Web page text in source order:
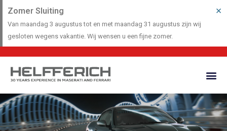
Zomer Sluiting
Van maandag 3 augustus tot en met maandag 31 augustus zijn wij
gesloten wegens vakantie. Wij wensen u een fijne zomer.
×